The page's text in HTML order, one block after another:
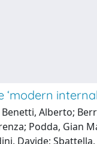
Alberto;
Podda, Gian
Davide;